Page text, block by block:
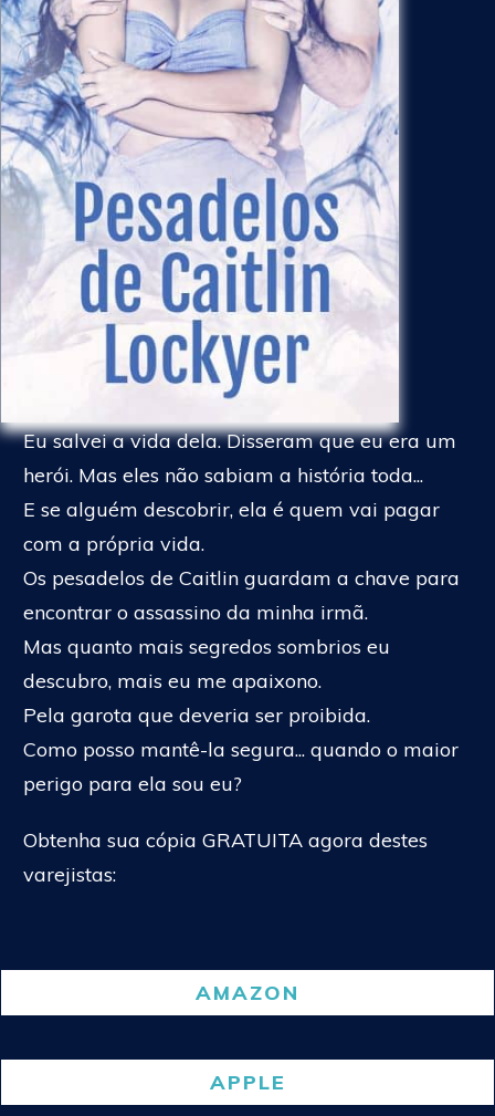
Eu salvei a vida dela. Disseram que eu era um
herói. Mas eles não sabiam a história toda...
E se alguém descobrir, ela é quem vai pagar
com a própria vida.
Os pesadelos de Caitlin guardam a chave para
encontrar o assassino da minha irmã.
Mas quanto mais segredos sombrios eu
descubro, mais eu me apaixono.
Pela garota que deveria ser proibida.
Como posso mantê-la segura... quando o maior
perigo para ela sou eu?
Obtenha sua cópia GRATUITA agora destes
varejistas:
AMAZON
APPLE